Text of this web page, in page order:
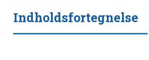
Indholdsfortegnelse